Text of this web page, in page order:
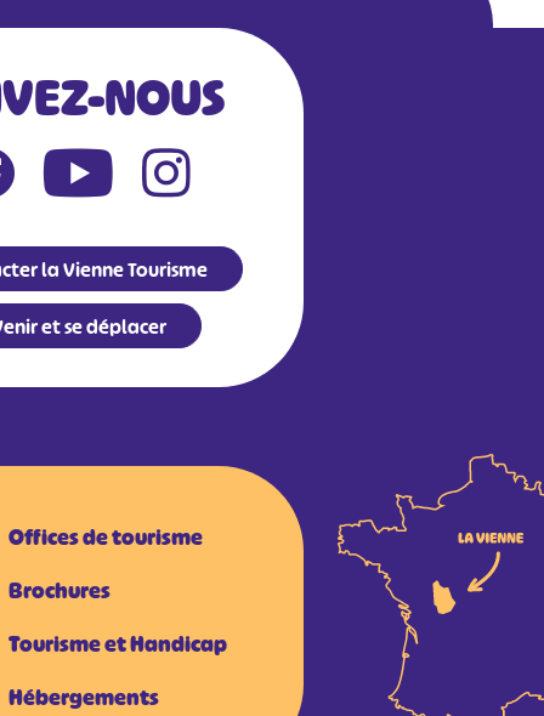
NOUS
la Vienne Tourisme
et se déplacer
Offices de tourisme
Brochures
Tourisme et Handicap
Hébergements